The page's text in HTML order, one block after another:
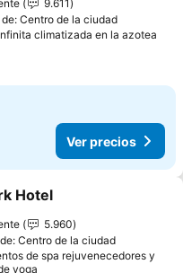
9.611
Centro de la ciudad
climatizada en la azotea
Ver precios
a favoritos
Hotel
5.960
Centro de la ciudad
de spa rejuvenecedores y
yoga